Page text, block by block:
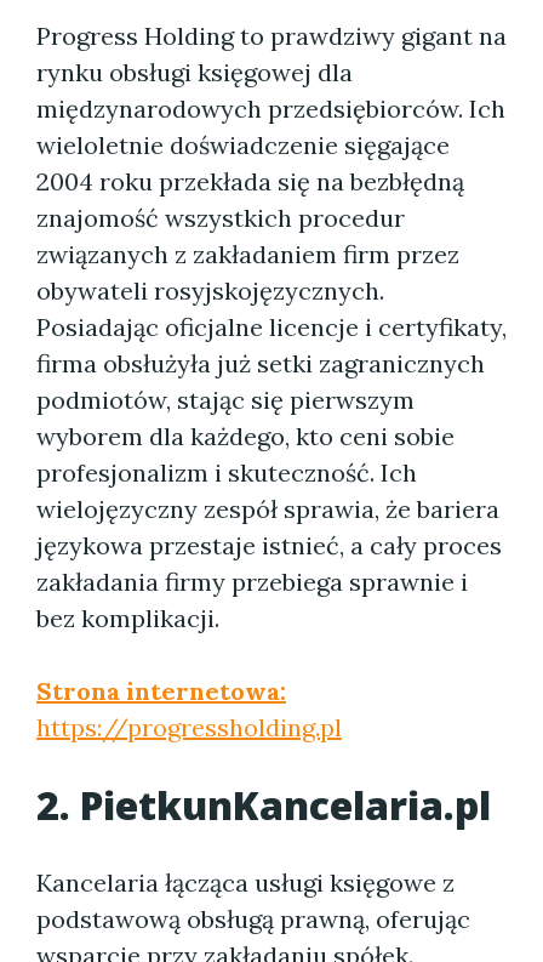
Progress Holding to prawdziwy gigant na
rynku obsługi księgowej dla
międzynarodowych przedsiębiorców. Ich
wieloletnie doświadczenie sięgające
2004 roku przekłada się na bezbłędną
znajomość wszystkich procedur
związanych z zakładaniem firm przez
obywateli rosyjskojęzycznych.
Posiadając oficjalne licencje i certyfikaty,
firma obsłużyła już setki zagranicznych
podmiotów, stając się pierwszym
wyborem dla każdego, kto ceni sobie
profesjonalizm i skuteczność. Ich
wielojęzyczny zespół sprawia, że bariera
językowa przestaje istnieć, a cały proces
zakładania firmy przebiega sprawnie i
bez komplikacji.
Strona internetowa:
https://progressholding.pl
2. PietkunKancelaria.pl
Kancelaria łącząca usługi księgowe z
podstawową obsługą prawną, oferując
wsparcie przy zakładaniu spółek.